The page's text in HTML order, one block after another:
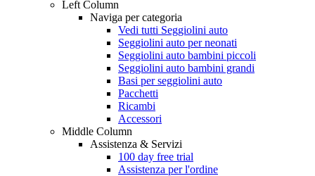
Left Column
Naviga per categoria
Vedi tutti Seggiolini auto
Seggiolini auto per neonati
Seggiolini auto bambini piccoli
Seggiolini auto bambini grandi
Basi per seggiolini auto
Pacchetti
Ricambi
Accessori
Middle Column
Assistenza & Servizi
100 day free trial
Assistenza per l'ordine